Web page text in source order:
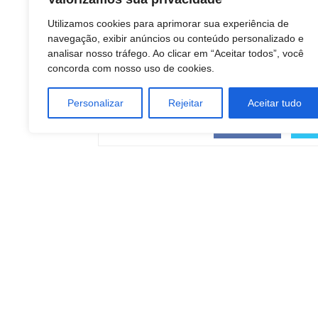
Utilizamos cookies para aprimorar sua experiência de
navegação, exibir anúncios ou conteúdo personalizado e
analisar nosso tráfego. Ao clicar em “Aceitar todos”, você
concorda com nosso uso de cookies.
Personalizar Rejeitar Aceitar tudo
TAGS
Economia
Empreendedorismo
MARKETING
negocios
Tecnologia